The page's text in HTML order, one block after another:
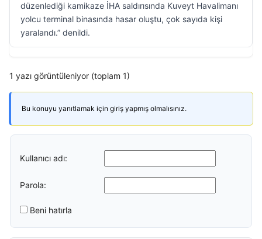
düzenlediği kamikaze İHA saldırısında Kuveyt Havalimanı
yolcu terminal binasında hasar oluştu, çok sayıda kişi
yaralandı.” denildi.
1 yazı görüntüleniyor (toplam 1)
Bu konuyu yanıtlamak için giriş yapmış olmalısınız.
Kullanıcı adı:
Parola:
Beni hatırla